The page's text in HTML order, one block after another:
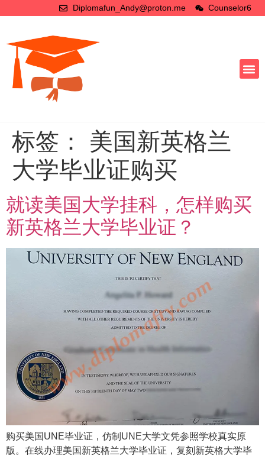
Diplomafun_Andy@proton.me Counselor6
标签： 美国新英格兰
大学毕业证购买
就读美国大学挂科，怎样购买
新英格兰大学毕业证？
购买美国UNE毕业证，仿制UNE大学文凭参照学校真实原
版。在线办理美国新英格兰大学毕业证，复刻新英格大学毕